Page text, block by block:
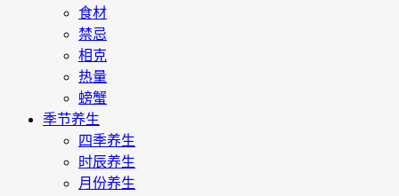
食材
禁忌
相克
热量
螃蟹
季节养生
四季养生
时辰养生
月份养生